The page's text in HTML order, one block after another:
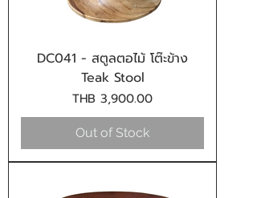
DC041 - สตูลตอไม้ โต๊ะข้าง
Teak Stool
Price
THB 3,900.00
Out of Stock